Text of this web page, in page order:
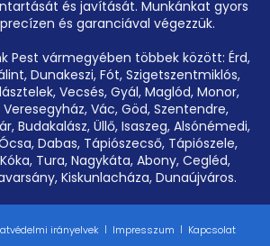
és javítását. Munkánkat gyors
és garanciával végezzük.
Pest vármegyében többek között: Érd,
Dunakeszi, Fót, Szigetszentmiklós,
Vecsés, Gyál, Maglód, Monor,
Vác, Göd, Szentendre,
Budakalász, Üllő, Isaszeg, Alsónémedi,
Dabas, Tápiószecső, Tápiószele,
Tura, Nagykáta, Abony, Cegléd,
Kiskunlacháza, Dunaújváros.
irányelvek Impresszum Kapcsolat